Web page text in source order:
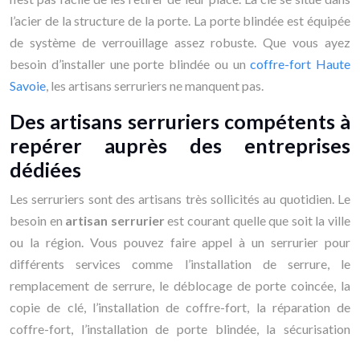
l’acier de la structure de la porte. La porte blindée est équipée
de système de verrouillage assez robuste. Que vous ayez
besoin d’installer une porte blindée ou uncoffre-fort Haute
Savoie, les artisans serruriers ne manquent pas.
Des artisans serruriers compétents à
repérer auprès des entreprises
dédiées
Les serruriers sont des artisans très sollicités au quotidien. Le
besoin en artisan serrurier est courant quelle que soit la ville
ou la région. Vous pouvez faire appel à un serrurier pour
différents services comme l’installation de serrure, le
remplacement de serrure, le déblocage de porte coincée, la
copie de clé, l’installation de coffre-fort, la réparation de
coffre-fort, l’installation de porte blindée, la sécurisation